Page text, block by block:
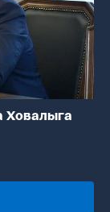
Ховалыга